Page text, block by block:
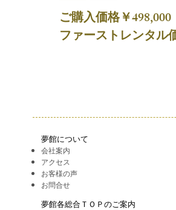
ご購入価格￥498,000
ファーストレンタル
夢館について
会社案内
アクセス
お客様の声
お問合せ
夢館各総合ＴＯＰのご案内